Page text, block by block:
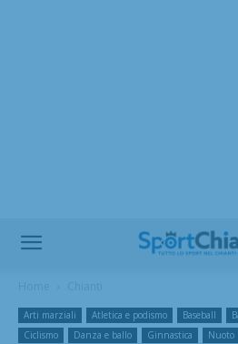
Arti marziali Atletica e podismo Baseball
Ciclismo
Danza e ballo Ginnastica Nuoto